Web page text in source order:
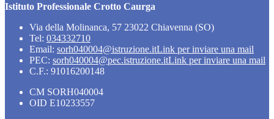
Istituto Professionale Crotto Caurga
Via della Molinanca, 57 23022 Chiavenna (SO)
Tel: 034332710
Email: sorh040004@istruzione.itLink per inviare una mail
PEC: sorh040004@pec.istruzione.itLink per inviare una mail
C.F.: 91016200148
CM SORH040004
OID E10233557